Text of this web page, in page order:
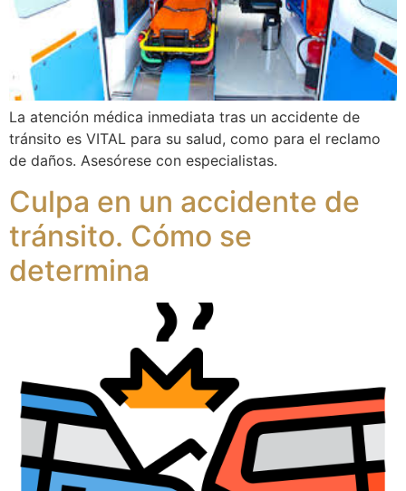
La atención médica inmediata tras un accidente de
tránsito es VITAL para su salud, como para el reclamo
de daños. Asesórese con especialistas.
Culpa en un accidente de
tránsito. Cómo se
determina